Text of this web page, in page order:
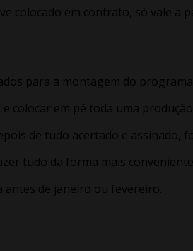
em contrato, só vale a
para a montagem do
colocar em pé toda uma
de tudo acertado e assinado,
tudo da forma mais
antes de janeiro ou fevereiro.